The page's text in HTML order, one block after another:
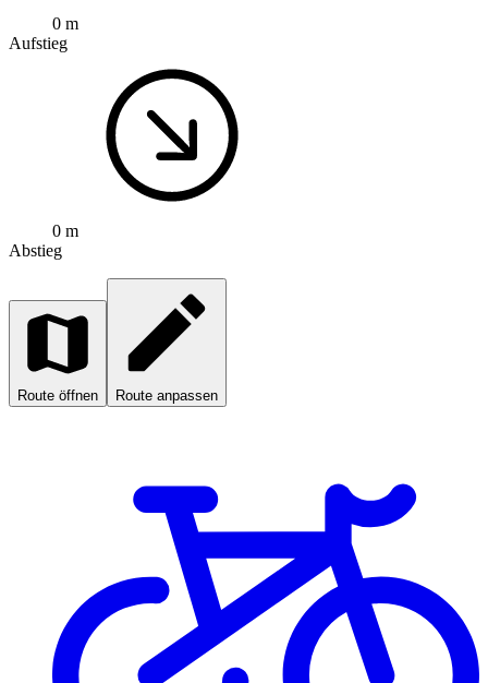
0 m
Aufstieg
0 m
Abstieg
Route öffnen Route anpassen